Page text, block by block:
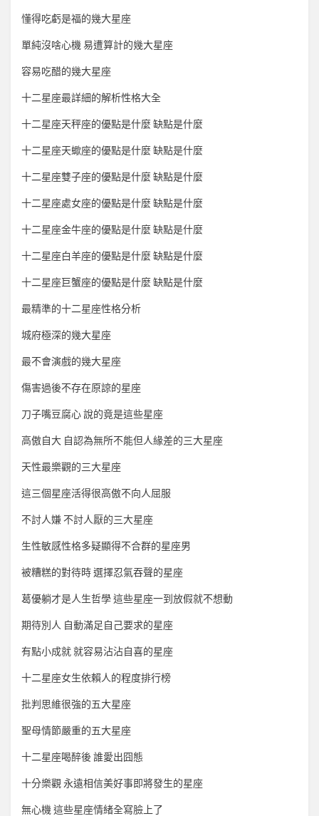
懂得吃虧是福的幾大星座
單純沒啥心機 易遭算計的幾大星座
容易吃醋的幾大星座
十二星座最詳細的解析性格大全
十二星座天秤座的優點是什麼 缺點是什麼
十二星座天蠍座的優點是什麼 缺點是什麼
十二星座雙子座的優點是什麼 缺點是什麼
十二星座處女座的優點是什麼 缺點是什麼
十二星座金牛座的優點是什麼 缺點是什麼
十二星座白羊座的優點是什麼 缺點是什麼
十二星座巨蟹座的優點是什麼 缺點是什麼
最精準的十二星座性格分析
城府極深的幾大星座
最不會演戲的幾大星座
傷害過後不存在原諒的星座
刀子嘴豆腐心 說的竟是這些星座
高傲自大 自認為無所不能但人緣差的三大星座
天性最樂觀的三大星座
這三個星座活得很高傲不向人屈服
不討人嫌 不討人厭的三大星座
生性敏感性格多疑顯得不合群的星座男
被糟糕的對待時 選擇忍氣吞聲的星座
葛優躺才是人生哲學 這些星座一到放假就不想動
期待別人 自動滿足自己要求的星座
有點小成就 就容易沾沾自喜的星座
十二星座女生依賴人的程度排行榜
批判思維很強的五大星座
聖母情節嚴重的五大星座
十二星座喝醉後 誰愛出囧態
十分樂觀 永遠相信美好事即將發生的星座
無心機 這些星座情緒全寫臉上了